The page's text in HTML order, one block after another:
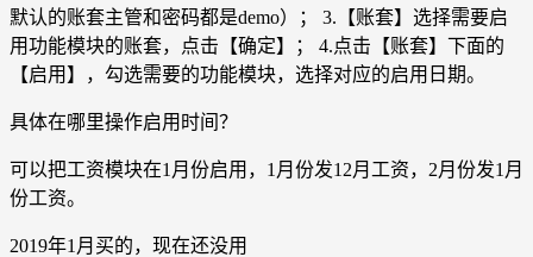
默认的账套主管和密码都是demo）； 3.【账套】选择需要启
用功能模块的账套，点击【确定】； 4.点击【账套】下面的
【启用】，勾选需要的功能模块，选择对应的启用日期。
具体在哪里操作启用时间？
可以把工资模块在1月份启用，1月份发12月工资，2月份发1月
份工资。
2019年1月买的，现在还没用